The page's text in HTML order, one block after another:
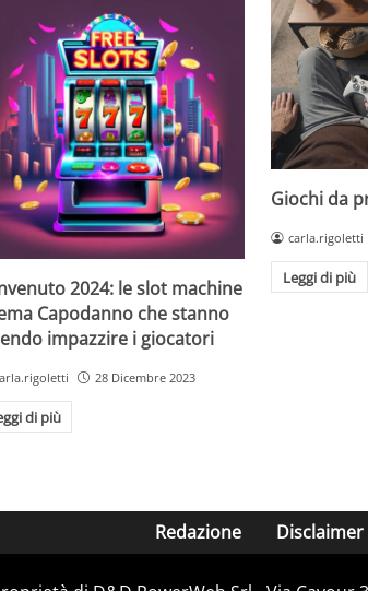
2024: le slot machine
Capodanno che stanno
impazzire i giocatori
28 Dicembre 2023
di più
Giochi da
carla.rigoletti
Leggi di più
Redazione Disclaimer